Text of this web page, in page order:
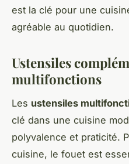
est la clé pour une
agréable au quotidien.
Ustensiles
multifonctions
Les ustensiles
clé dans une cuisine
polyvalence et praticité.
cuisine, le fouet est